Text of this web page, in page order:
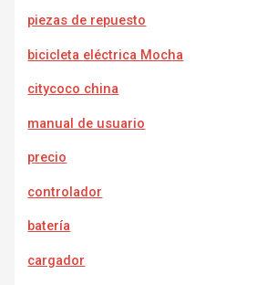
piezas de repuesto
bicicleta eléctrica Mocha
citycoco china
manual de usuario
precio
controlador
batería
cargador